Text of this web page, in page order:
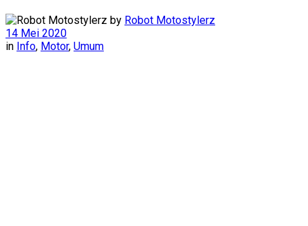
by Robot Motostylerz
14 Mei 2020
in Info, Motor, Umum